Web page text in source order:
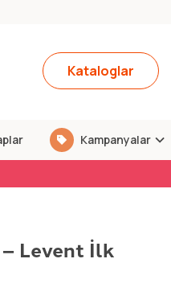
Kataloglar
Kampanyalar
Levent İlk